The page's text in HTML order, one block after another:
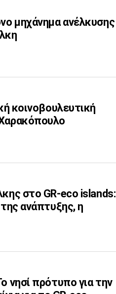
μηχάνημα ανέλκυσης
κοινοβουλευτική
στο GR-eco islands:
ανάπτυξης, η
νησί πρότυπο για την